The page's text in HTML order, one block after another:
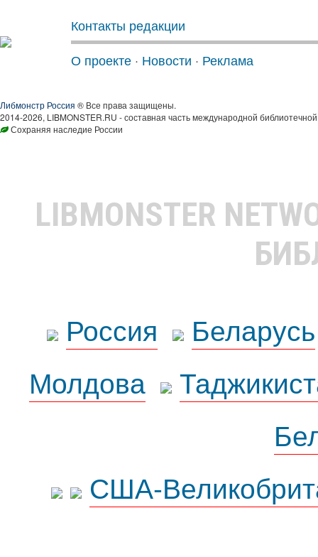
Контакты редакции
О проекте · Новости · Реклама
Либмонстр Россия ® Все права защищены.
2014-2026, LIBMONSTER.RU - составная часть международной
Сохраняя наследие России
LIBMONSTER
Россия
Беларусь
Молдова
США-